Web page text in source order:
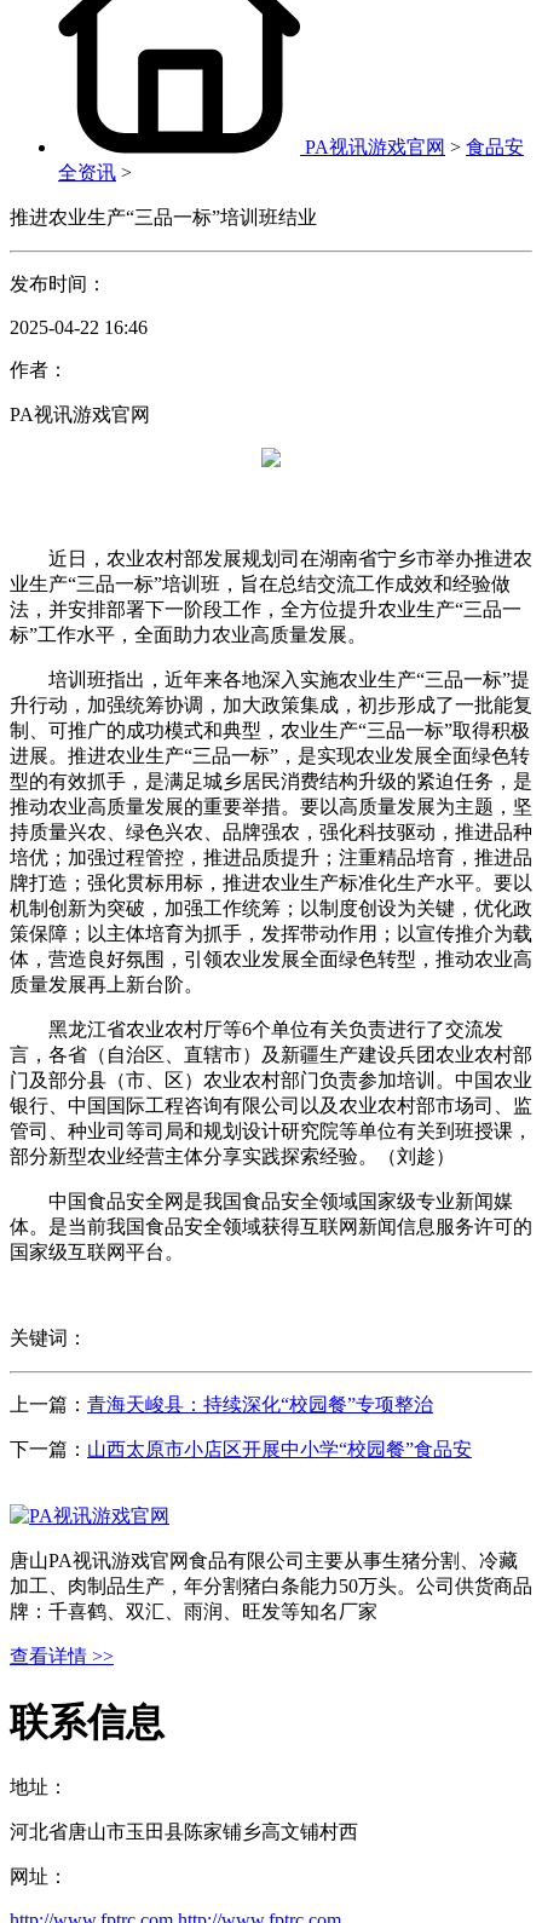
PA视讯游戏官网 > 食品安
全资讯 >
推进农业生产“三品一标”培训班结业
发布时间：
2025-04-22 16:46
作者：
PA视讯游戏官网
近日，农业农村部发展规划司在湖南省宁乡市举办推进农
业生产“三品一标”培训班，旨在总结交流工作成效和经验做
法，并安排部署下一阶段工作，全方位提升农业生产“三品一
标”工作水平，全面助力农业高质量发展。
培训班指出，近年来各地深入实施农业生产“三品一标”提
升行动，加强统筹协调，加大政策集成，初步形成了一批能复
制、可推广的成功模式和典型，农业生产“三品一标”取得积极
进展。推进农业生产“三品一标”，是实现农业发展全面绿色转
型的有效抓手，是满足城乡居民消费结构升级的紧迫任务，是
推动农业高质量发展的重要举措。要以高质量发展为主题，坚
持质量兴农、绿色兴农、品牌强农，强化科技驱动，推进品种
培优；加强过程管控，推进品质提升；注重精品培育，推进品
牌打造；强化贯标用标，推进农业生产标准化生产水平。要以
机制创新为突破，加强工作统筹；以制度创设为关键，优化政
策保障；以主体培育为抓手，发挥带动作用；以宣传推介为载
体，营造良好氛围，引领农业发展全面绿色转型，推动农业高
质量发展再上新台阶。
黑龙江省农业农村厅等6个单位有关负责进行了交流发
言，各省（自治区、直辖市）及新疆生产建设兵团农业农村部
门及部分县（市、区）农业农村部门负责参加培训。中国农业
银行、中国国际工程咨询有限公司以及农业农村部市场司、监
管司、种业司等司局和规划设计研究院等单位有关到班授课，
部分新型农业经营主体分享实践探索经验。（刘趁）
中国食品安全网是我国食品安全领域国家级专业新闻媒
体。是当前我国食品安全领域获得互联网新闻信息服务许可的
国家级互联网平台。
关键词：
上一篇： 青海天峻县：持续深化“校园餐”专项整治
下一篇： 山西太原市小店区开展中小学“校园餐”食品安
唐山PA视讯游戏官网食品有限公司主要从事生猪分割、冷藏
加工、肉制品生产，年分割猪白条能力50万头。公司供货商品
牌：千喜鹤、双汇、雨润、旺发等知名厂家
查看详情 >>
联系信息
地址：
河北省唐山市玉田县陈家铺乡高文铺村西
网址：